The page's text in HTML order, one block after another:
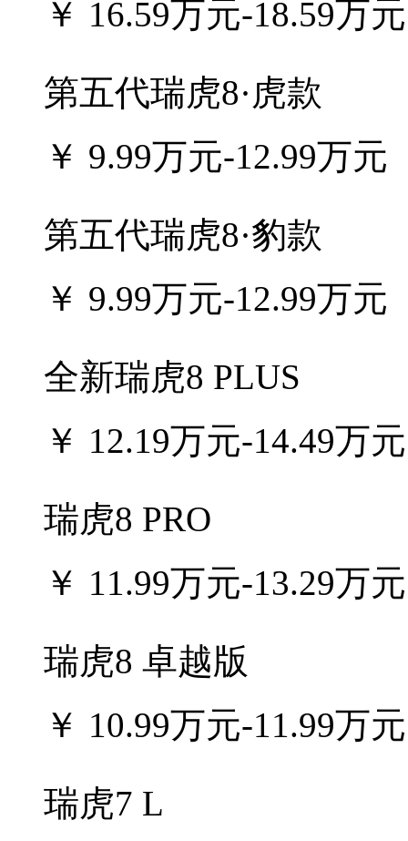
￥ 16.59万元-18.59万元
第五代瑞虎8·虎款
￥ 9.99万元-12.99万元
第五代瑞虎8·豹款
￥ 9.99万元-12.99万元
全新瑞虎8 PLUS
￥ 12.19万元-14.49万元
瑞虎8 PRO
￥ 11.99万元-13.29万元
瑞虎8 卓越版
￥ 10.99万元-11.99万元
瑞虎7 L